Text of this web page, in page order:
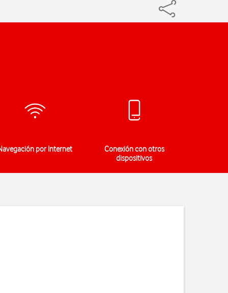
por Internet
Conexión con otros
dispositivos